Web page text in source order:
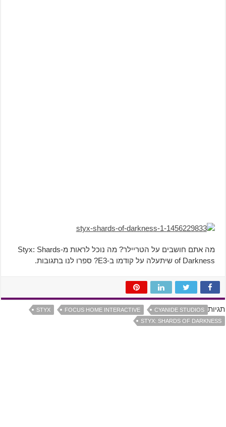
מה אתם חושבים על הטריילר? מה נוכל לראות מ-Styx: Shards
of Darkness שיתעלה על קודמו ב-E3? ספרו לנו בתגובות.
תגיות CYANIDE STUDIOS
FOCUS HOME INTERACTIVE
STYX
STYX: SHARDS OF DARKNESS